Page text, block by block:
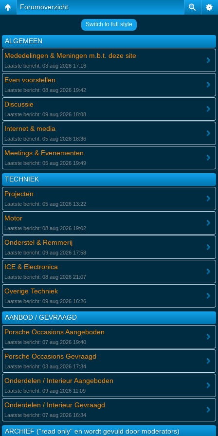
Forumoverzicht
Switch to full style
ALGEMEEN
Mededelingen & Meningen m.b.t. deze site
Laatste bericht: 03 aug 2026 17:16
Even voorstellen
Laatste bericht: 08 aug 2026 19:42
Discussie
Laatste bericht: 09 aug 2026 18:08
Internet & media
Laatste bericht: 05 aug 2026 18:36
Meetings & Evenementen
Laatste bericht: 05 aug 2026 19:49
TECHNIEK
Projecten
Laatste bericht: 05 aug 2026 13:22
Motor
Laatste bericht: 08 aug 2026 19:02
Onderstel & Remmerij
Laatste bericht: 09 aug 2026 17:58
ICE & Electronica
Laatste bericht: 08 aug 2026 21:07
Overige Techniek
Laatste bericht: 09 aug 2026 16:26
AANBOD / GEVRAAGD
Porsche Occasions Aangeboden
Laatste bericht: 07 aug 2026 19:40
Porsche Occasions Gevraagd
Laatste bericht: 03 aug 2026 17:34
Onderdelen / Interieur Aangeboden
Laatste bericht: 09 aug 2026 11:09
Onderdelen / Interieur Gevraagd
Laatste bericht: 07 aug 2026 16:34
ARCHIEF ("read only" en wordt gevuld door moderators)